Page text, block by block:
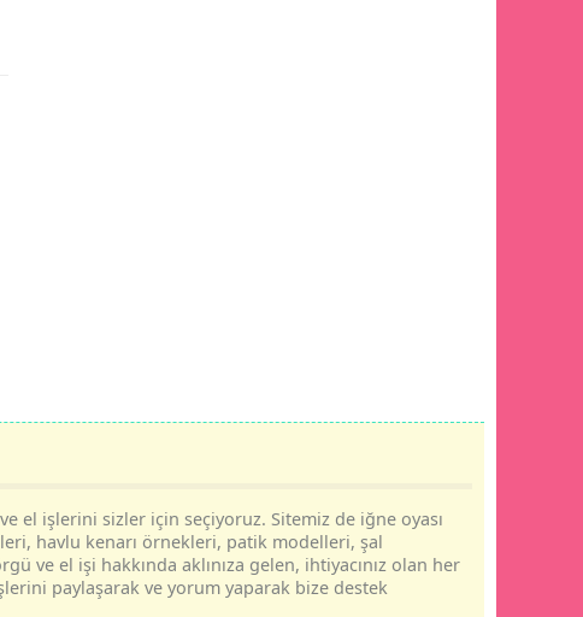
el işlerini sizler için seçiyoruz. Sitemiz de iğne oyası
havlu kenarı örnekleri, patik modelleri, şal
ve el işi hakkında aklınıza gelen, ihtiyacınız olan her
paylaşarak ve yorum yaparak bize destek